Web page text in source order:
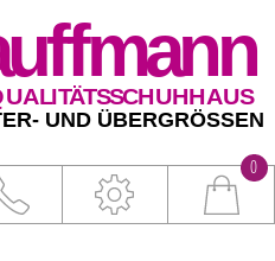
0